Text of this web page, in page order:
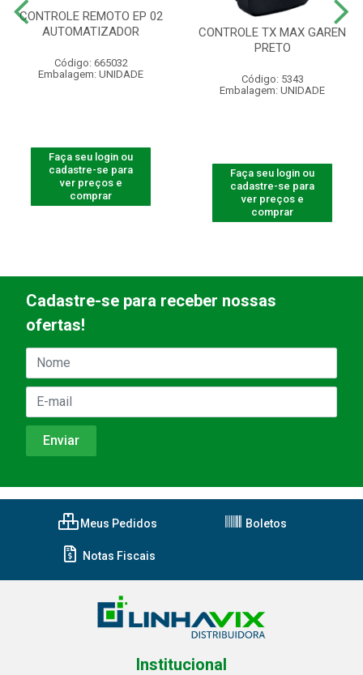
CONTROLE REMOTO EP 02
AUTOMATIZADOR
Código: 665032
Embalagem: UNIDADE
Faça seu login ou
cadastre-se para
ver preços e
comprar
CONTROLE TX MAX GAREN
PRETO
Código: 5343
Embalagem: UNIDADE
Faça seu login ou
cadastre-se para
ver preços e
comprar
Cadastre-se para receber nossas
ofertas!
Meus Pedidos Boletos
Notas Fiscais
Institucional